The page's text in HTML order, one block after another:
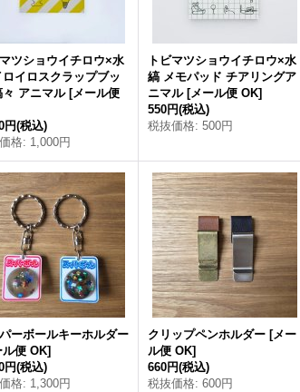
マツショウイチロウ×水
イロスクラップブッ
々 アニマル [メール便
円(税込)
格: 1,000円
トビマツショウイチロウ×水
縞 メモパッド チアリングア
ニマル [メール便 OK]
550円(税込)
税抜価格: 500円
ーボールキーホルダー
ル便 OK]
円(税込)
格: 1,300円
クリップペンホルダー [メー
ル便 OK]
660円(税込)
税抜価格: 600円